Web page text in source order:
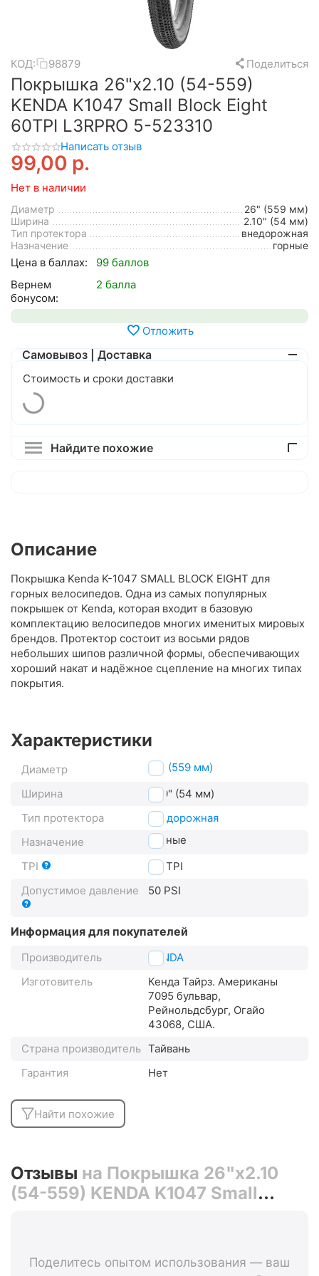
КОД: 98879 Поделиться
Покрышка 26"x2.10 (54-559)
KENDA K1047 Small Block Eight
60TPI L3RPRO 5-523310
Написать отзыв
99,00 р.
Нет в наличии
Диаметр
26" (559 мм)
Ширина
2.10" (54 мм)
Тип протектора
внедорожная
Назначение
горные
Цена в баллах:
99 баллов
Вернем
бонусом:
2 балла
Отложить
Самовывоз | Доставка
Стоимость и сроки доставки
Найдите похожие
Описание
Покрышка Kenda K-1047 SMALL BLOCK EIGHT для
горных велосипедов. Одна из самых популярных
покрышек от Kenda, которая входит в базовую
комплектацию велосипедов многих именитых мировых
брендов. Протектор состоит из восьми рядов
небольших шипов различной формы, обеспечивающих
хороший накат и надёжное сцепление на многих типах
покрытия.
Характеристики
Диаметр
26" (559 мм)
Ширина
2.10" (54 мм)
Тип протектора
внедорожная
Назначение
горные
TPI
60 TPI
Допустимое давление
50 PSI
Информация для покупателей
Производитель
KENDA
Изготовитель
Кенда Тайрз. Американы
7095 бульвар,
Рейнольдсбург, Огайо
43068, США.
Страна производитель Тайвань
Гарантия
Нет
Найти похожие
Отзывы на Покрышка 26"x2.10
(54-559) KENDA K1047 Small
Поделитесь опытом использования — ваш